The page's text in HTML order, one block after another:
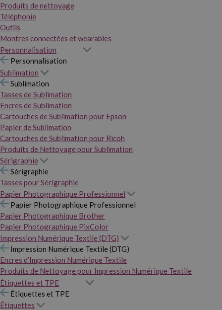
Produits de nettoyage
Téléphonie
Outils
Montres connectées et wearables
Personnalisation
Personnalisation
Sublimation
Sublimation
Tasses de Sublimation
Encres de Sublimation
Cartouches de Sublimation pour Epson
Papier de Sublimation
Cartouches de Sublimation pour Ricoh
Produits de Nettoyage pour Sublimation
Sérigraphie
Sérigraphie
Tasses pour Sérigraphie
Papier Photographique Professionnel
Papier Photographique Professionnel
Papier Photographique Brother
Papier Photographique PixColor
Impression Numérique Textile (DTG)
Impression Numérique Textile (DTG)
Encres d’Impression Numérique Textile
Produits de Nettoyage pour Impression Numérique Textile
Étiquettes et TPE
Étiquettes et TPE
Étiquettes